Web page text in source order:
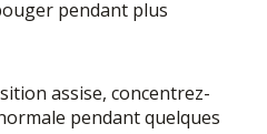
pendant plus
assise, concentrez-
pendant quelques